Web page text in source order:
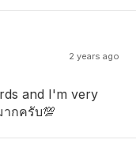
2 years ago
and I'm very
ากครับ💯